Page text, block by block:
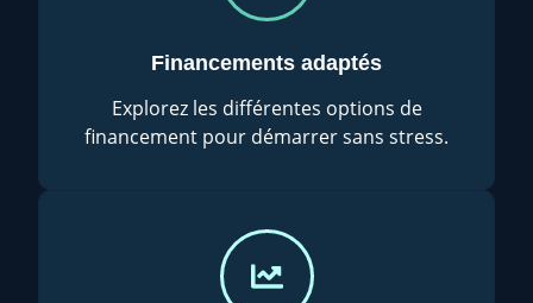
Financements adaptés
Explorez les différentes options de
financement pour démarrer sans stress.